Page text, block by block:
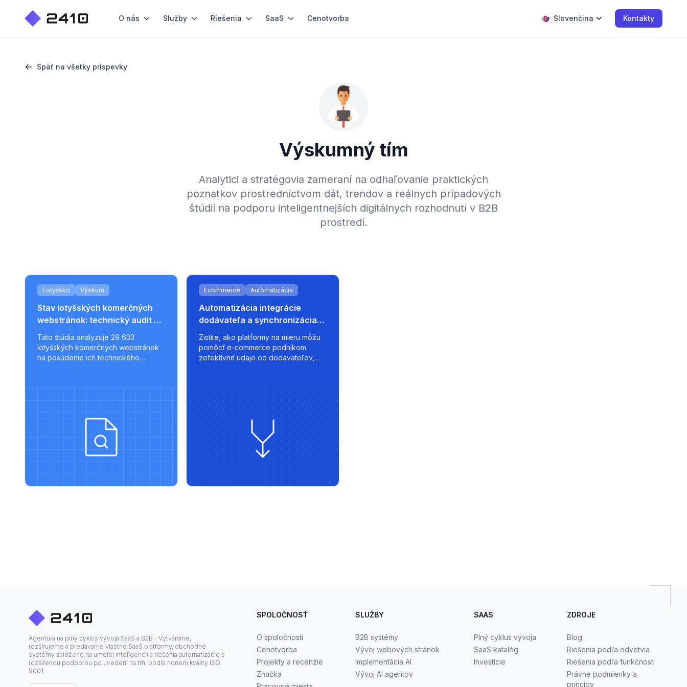
O nás Služby Riešenia SaaS Cenotvorba Slovenčina Kontakty
Späť na všetky príspevky
Výskumný tím
Analytici a stratégovia zameraní na odhaľovanie praktických
poznatkov prostredníctvom dát, trendov a reálnych prípadových
štúdií na podporu inteligentnejších digitálnych rozhodnutí v B2B
prostredí.
Lotyšsko Výskum
Stav lotyšských komerčných
webstránok: technický audit 29
633 stránok
Táto štúdia analyzuje 29 633
lotyšských komerčných webstránok
na posúdenie ich technického
Ecommerce Automatizácia
Automatizácia integrácie
dodávateľa a synchronizácia
trhoviska pre rast e-commerce
Zistite, ako platformy na mieru môžu
pomôcť e-commerce podnikom
zefektívniť údaje od dodávateľov,
ako 220.lv - s rýchlosťou, kontrolou a
škálovateľnosťou od začiatku.
Agentúra na plný cyklus vývoja SaaS a B2B - Vytvárame,
rozširujeme a predávame vlastné SaaS platformy, obchodné
systémy založené na umelej inteligencii a riešenia automatizácie s
rozšírenou podporou po uvedení na trh, podľa noriem kvality ISO
9001.
SPOLOČNOSŤ
O spoločnosti
Cenotvorba
Projekty a recenzie
Značka
SLUŽBY
B2B systémy
Vývoj webových stránok
Implementácia AI
Vývoj AI agentov
SAAS
Plný cyklus vývoja
SaaS katalóg
Investície
ZDROJE
Blog
Riešenia podľa odvetvia
Riešenia podľa funkčnosti
Právne podmienky a
princípy